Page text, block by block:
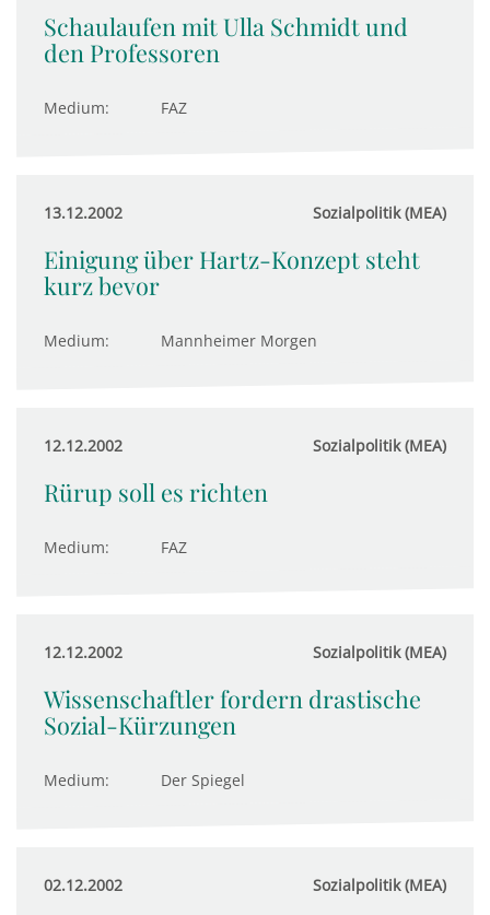
Schaulaufen mit Ulla Schmidt und
den Professoren
Medium: FAZ
13.12.2002 Sozialpolitik (MEA)
Einigung über Hartz-Konzept steht
kurz bevor
Medium: Mannheimer Morgen
12.12.2002 Sozialpolitik (MEA)
Rürup soll es richten
Medium: FAZ
12.12.2002 Sozialpolitik (MEA)
Wissenschaftler fordern drastische
Sozial-Kürzungen
Medium: Der Spiegel
02.12.2002 Sozialpolitik (MEA)